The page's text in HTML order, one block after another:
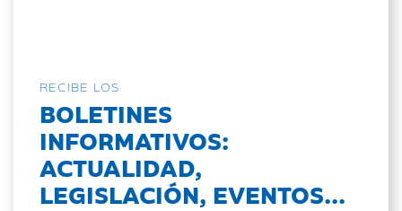
RECIBE LOS
BOLETINES
INFORMATIVOS:
ACTUALIDAD,
LEGISLACIÓN, EVENTOS...